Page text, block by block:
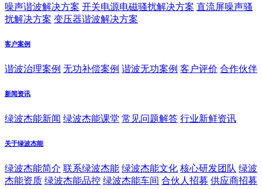
噪声谐波解决方案 开关电源电磁骚扰解决方案 直流屏噪声骚
扰解决方案 变压器谐波解决方案
客户案例
谐波治理案例 无功补偿案例 谐波无功案例 客户评价 合作伙伴
新闻资讯
绿波杰能新闻 绿波杰能课堂 常见问题解答 行业新鲜资讯
关于绿波杰能
绿波杰能简介 联系绿波杰能 绿波杰能文化 核心研发团队 绿波
杰能资质 绿波杰能品控 绿波杰能车间 合伙人招募 供应商招募